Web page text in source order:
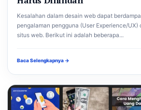
Kesalahan dalam desain web dapat
pengalaman pengguna (User Experience/UX)
situs web. Berikut ini adalah beberapa...
Baca Selengkapnya →